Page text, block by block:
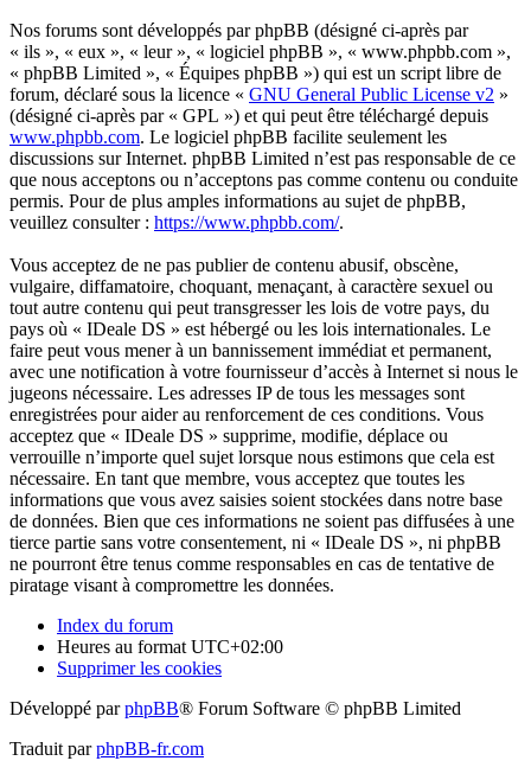
Nos forums sont développés par phpBB (désigné ci-après par
« ils », « eux », « leur », « logiciel phpBB », « www.phpbb.com »,
« phpBB Limited », « Équipes phpBB ») qui est un script libre de
forum, déclaré sous la licence « GNU General Public License v2 »
(désigné ci-après par « GPL ») et qui peut être téléchargé depuis
www.phpbb.com. Le logiciel phpBB facilite seulement les
discussions sur Internet. phpBB Limited n’est pas responsable de ce
que nous acceptons ou n’acceptons pas comme contenu ou conduite
permis. Pour de plus amples informations au sujet de phpBB,
veuillez consulter : https://www.phpbb.com/.
Vous acceptez de ne pas publier de contenu abusif, obscène,
vulgaire, diffamatoire, choquant, menaçant, à caractère sexuel ou
tout autre contenu qui peut transgresser les lois de votre pays, du
pays où « IDeale DS » est hébergé ou les lois internationales. Le
faire peut vous mener à un bannissement immédiat et permanent,
avec une notification à votre fournisseur d’accès à Internet si nous le
jugeons nécessaire. Les adresses IP de tous les messages sont
enregistrées pour aider au renforcement de ces conditions. Vous
acceptez que « IDeale DS » supprime, modifie, déplace ou
verrouille n’importe quel sujet lorsque nous estimons que cela est
nécessaire. En tant que membre, vous acceptez que toutes les
informations que vous avez saisies soient stockées dans notre base
de données. Bien que ces informations ne soient pas diffusées à une
tierce partie sans votre consentement, ni « IDeale DS », ni phpBB
ne pourront être tenus comme responsables en cas de tentative de
piratage visant à compromettre les données.
Index du forum
Heures au format UTC+02:00
Supprimer les cookies
Développé parphpBB® Forum Software © phpBB Limited
Traduit parphpBB-fr.com